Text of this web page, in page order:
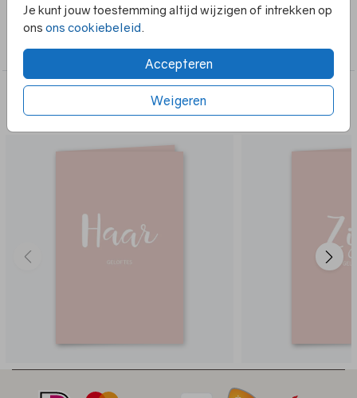
Je kunt jouw toestemming altijd wijzigen of intrekken op
ons ons cookiebeleid.
Accepteren
Weigeren
Collectie
Geloften
Deze ontwerpen vind je misschien
ook leuk